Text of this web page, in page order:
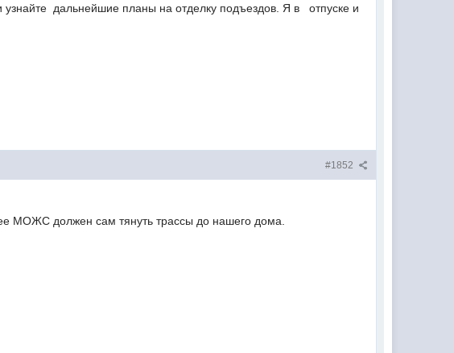
узнайте дальнейшие планы на отделку подъездов. Я в отпуске и
#1852
МОЖС должен сам тянуть трассы до нашего дома.